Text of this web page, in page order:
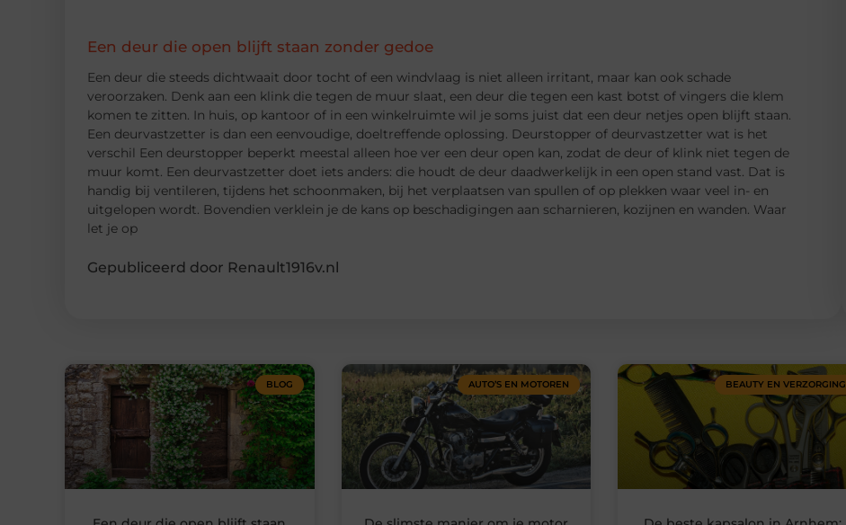
Een deur die open blijft staan zonder gedoe
Een deur die steeds dichtwaait door tocht of een windvlaag is niet alleen irritant, maar kan ook schade
veroorzaken. Denk aan een klink die tegen de muur slaat, een deur die tegen een kast botst of vingers die klem
komen te zitten. In huis, op kantoor of in een winkelruimte wil je soms juist dat een deur netjes open blijft staan.
Een deurvastzetter is dan een eenvoudige, doeltreffende oplossing. Deurstopper of deurvastzetter wat is het
verschil Een deurstopper beperkt meestal alleen hoe ver een deur open kan, zodat de deur of klink niet tegen de
muur komt. Een deurvastzetter doet iets anders: die houdt de deur daadwerkelijk in een open stand vast. Dat is
handig bij ventileren, tijdens het schoonmaken, bij het verplaatsen van spullen of op plekken waar veel in- en
uitgelopen wordt. Bovendien verklein je de kans op beschadigingen aan scharnieren, kozijnen en wanden. Waar
let je op
Gepubliceerd door Renault1916v.nl
BLOG AUTO’S EN MOTOREN BEAUTY EN VERZORGING